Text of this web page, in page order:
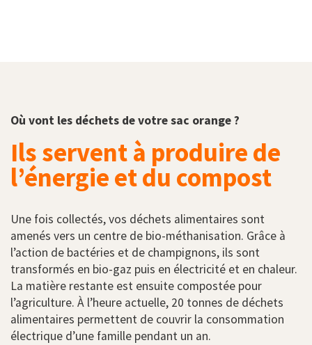
Où vont les déchets de votre sac orange ?
Ils servent à produire de
l’énergie et du compost
Une fois collectés, vos déchets alimentaires sont
amenés vers un centre de bio-méthanisation. Grâce à
l’action de bactéries et de champignons, ils sont
transformés en bio-gaz puis en électricité et en chaleur.
La matière restante est ensuite compostée pour
l’agriculture. À l’heure actuelle, 20 tonnes de déchets
alimentaires permettent de couvrir la consommation
électrique d’une famille pendant un an.